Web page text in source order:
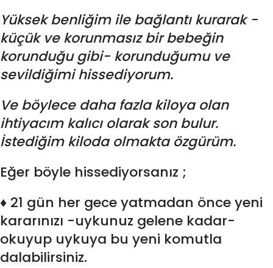
Yüksek benliğim ile bağlantı kurarak -
küçük ve korunmasız bir bebeğin
korunduğu gibi- korunduğumu ve
sevildiğimi hissediyorum.
Ve böylece daha fazla kiloya olan
ihtiyacım kalıcı olarak son bulur.
İstediğim kiloda olmakta özgürüm.
Eğer böyle hissediyorsanız ;
♦ 21 gün her gece yatmadan önce yeni
kararınızı -uykunuz gelene kadar-
okuyup uykuya bu yeni komutla
dalabilirsiniz.